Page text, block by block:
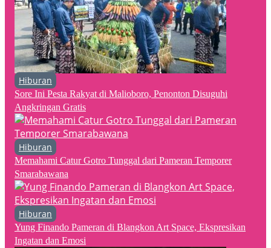
Hiburan
Sore Ini Pesta Rakyat di Malioboro, Penonton Disuguhi
Angkringan Gratis
Hiburan
Memahami Catur Gotro Tunggal dari Pameran Temporer
Smarabawana
Hiburan
Yung Finando Pameran di Blangkon Art Space, Ekspresikan
Ingatan dan Emosi